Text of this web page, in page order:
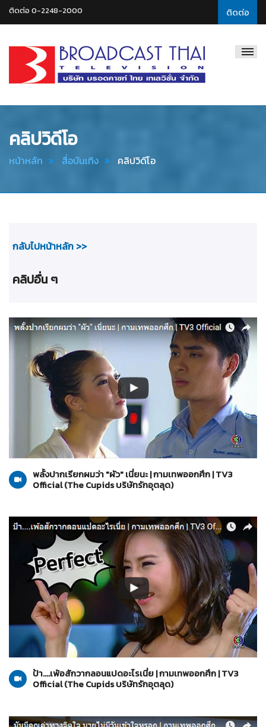
ติดต่อ
ติดต่อ 0-2248-2000
Thai
คลิปวิดีโอ
หน้าหลัก สื่อบันเทิง คลิปวิดีโอ
กลับไปหน้าหลัก >>
คลิปอื่น ๆ
03-04-2560
The Cupids บริษัทรักอุตลุด
พลั้งปากเรียกผมว่า "ผัว" เนี่ยนะ | กามเทพออกศึก | TV3
Official (The Cupids บริษัทรักอุตลุด)
03-04-2560
The Cupids บริษัทรักอุตลุด
ป้า....เพ้อสักวากลอนแปดอะไรเนี่ย | กามเทพออกศึก | TV3
Official (The Cupids บริษัทรักอุตลุด)